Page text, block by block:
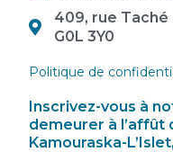
409, rue Taché
G0L 3Y0
Politique de
Inscrivez-vous à
demeurer à l’affût
Kamouraska-